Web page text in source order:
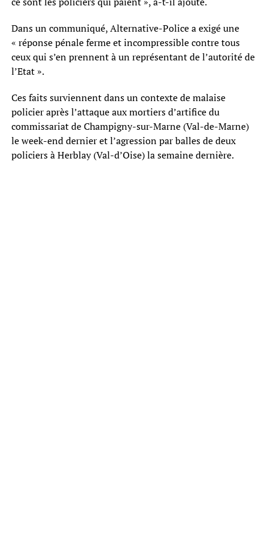
Dans un communiqué, Alternative-Police a exigé une
« réponse pénale ferme et incompressible contre tous
ceux qui s’en prennent à un représentant de l’autorité de
l’Etat ».
Ces faits surviennent dans un contexte de malaise
policier après l’attaque aux mortiers d’artifice du
commissariat de Champigny-sur-Marne (Val-de-Marne)
le week-end dernier et l’agression par balles de deux
policiers à Herblay (Val-d’Oise) la semaine dernière.